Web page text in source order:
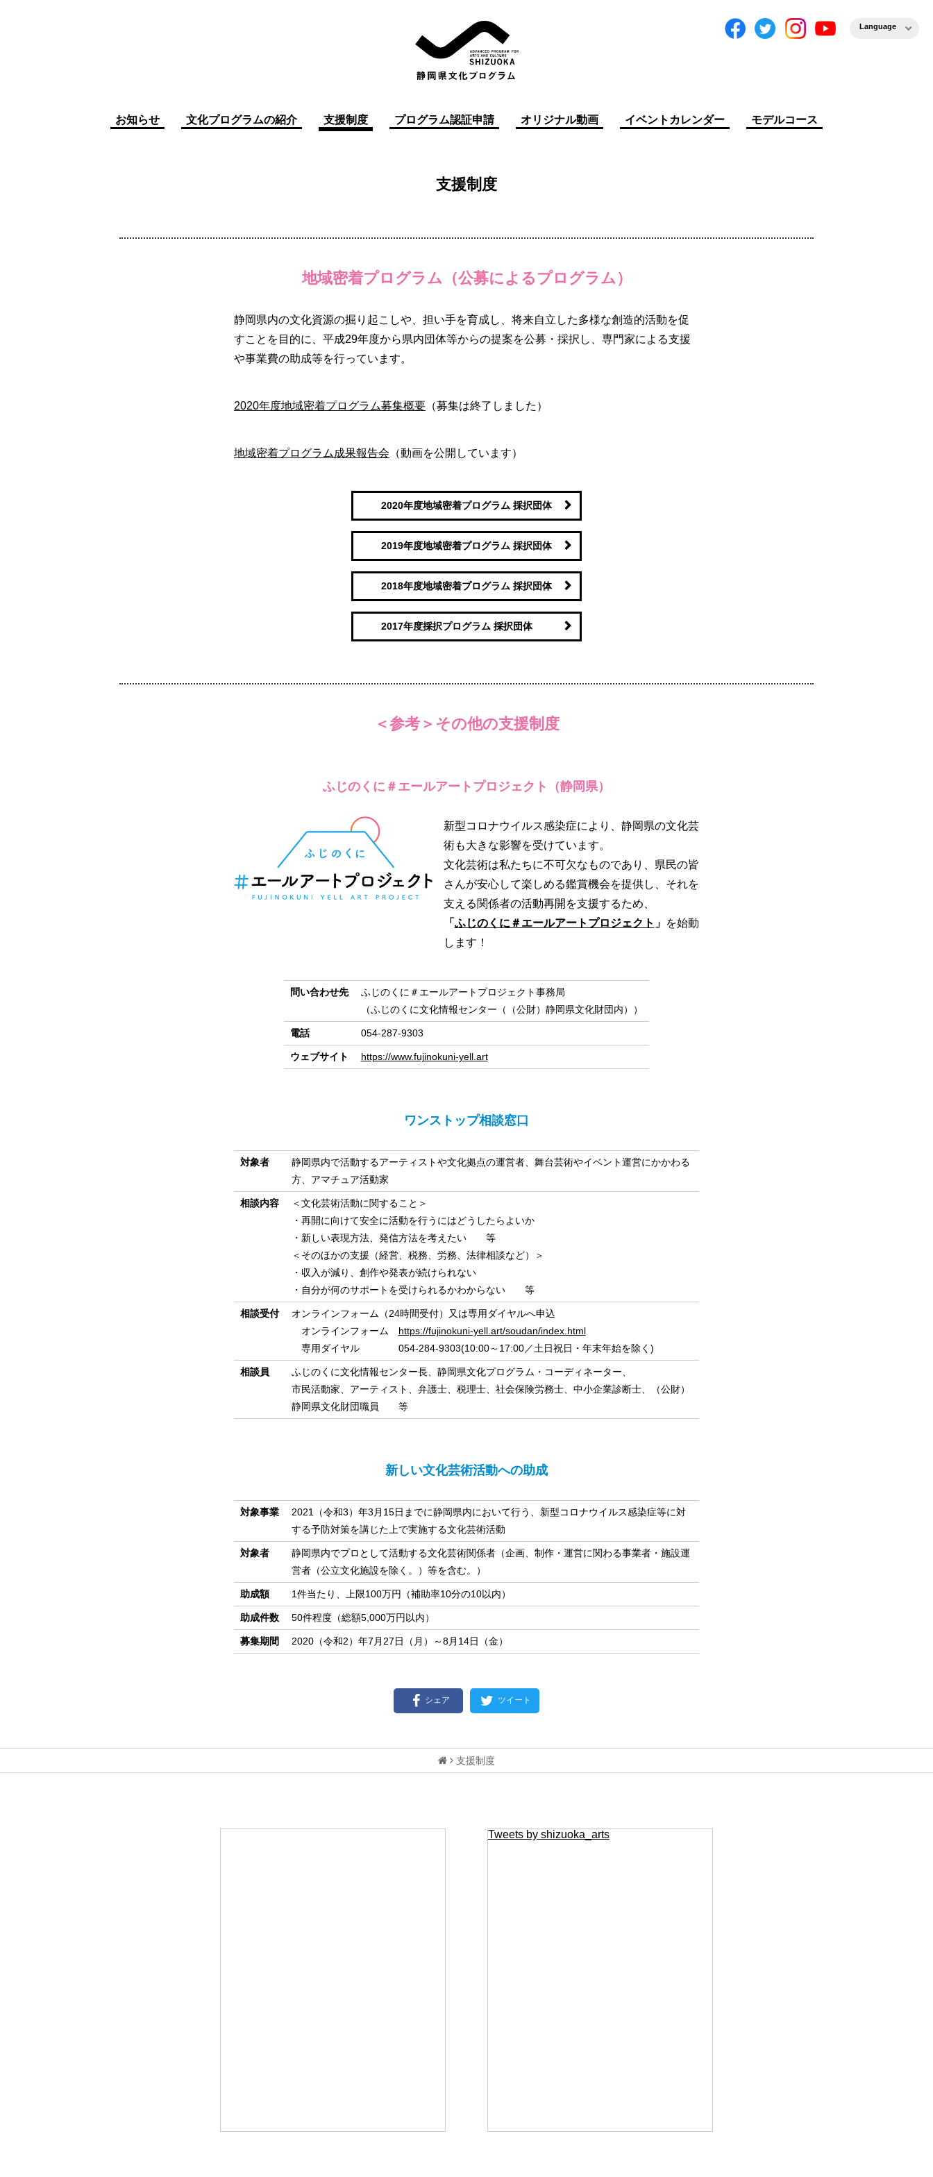
お知らせ 文化プログラムの紹介 支援制度 プログラム認証申請 オリジナル動画 イベントカレンダー モデルコース
Language
支援制度
地域密着プログラム（公募によるプログラム）
静岡県内の文化資源の掘り起こしや、担い手を育成し、将来自立した多様な創造的活動を促
すことを目的に、平成29年度から県内団体等からの提案を公募・採択し、専門家による支援
や事業費の助成等を行っています。
2020年度地域密着プログラム募集概要 （募集は終了しました）
地域密着プログラム成果報告会 （動画を公開しています）
2020年度地域密着プログラム 採択団体
2019年度地域密着プログラム 採択団体
2018年度地域密着プログラム 採択団体
2017年度採択プログラム 採択団体
＜参考＞その他の支援制度
ふじのくに＃エールアートプロジェクト（静岡県）
新型コロナウイルス感染症により、静岡県の文化芸
術も大きな影響を受けています。
文化芸術は私たちに不可欠なものであり、県民の皆
さんが安心して楽しめる鑑賞機会を提供し、それを
支える関係者の活動再開を支援するため、
「 ふじのくに＃エールアートプロジェクト 」 を始動
します！
問い合わせ先
ふじのくに＃エールアートプロジェクト事務局
（ふじのくに文化情報センター（（公財）静岡県文化財団内））
電話 054‐287-9303
ウェブサイト https://www.fujinokuni-yell.art
ワンストップ相談窓口
対象者
静岡県内で活動するアーティストや文化拠点の運営者、舞台芸術やイベント運営にかかわる
方、アマチュア活動家
相談内容
＜文化芸術活動に関すること＞
・再開に向けて安全に活動を行うにはどうしたらよいか
・新しい表現方法、発信方法を考えたい 等
＜そのほかの支援（経営、税務、労務、法律相談など）＞
・収入が減り、創作や発表が続けられない
・自分が何のサポートを受けられるかわからない 等
相談受付
オンラインフォーム（24時間受付）又は専用ダイヤルへ申込
オンラインフォーム https://fujinokuni-yell.art/soudan/index.html
専用ダイヤル 054-284-9303(10:00～17:00／土日祝日・年末年始を除く)
相談員
ふじのくに文化情報センター長、静岡県文化プログラム・コーディネーター、
市民活動家、アーティスト、弁護士、税理士、社会保険労務士、中小企業診断士、（公財）
静岡県文化財団職員 等
新しい文化芸術活動への助成
対象事業
2021（令和3）年3月15日までに静岡県内において行う、新型コロナウイルス感染症等に対
する予防対策を講じた上で実施する文化芸術活動
対象者
静岡県内でプロとして活動する文化芸術関係者（企画、制作・運営に関わる事業者・施設運
営者（公立文化施設を除く。）等を含む。）
助成額 1件当たり、上限100万円（補助率10分の10以内）
助成件数 50件程度（総額5,000万円以内）
募集期間 2020（令和2）年7月27日（月）～8月14日（金）
シェア ツイート
支援制度
Tweets by shizuoka_arts